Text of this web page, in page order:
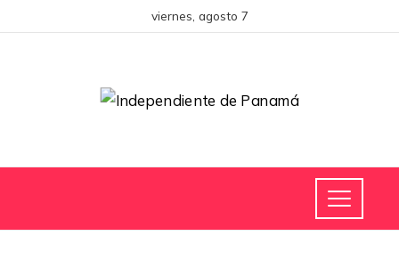
viernes, agosto 7